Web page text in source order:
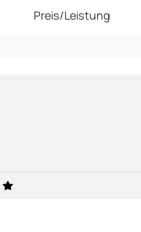
Preis/Leistung